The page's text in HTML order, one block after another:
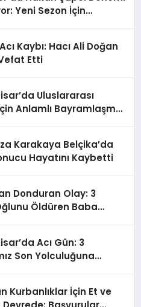
Yeni Sezon İçin
Kaybı: Hacı Ali Doğan
Etti
Uluslararası
Anlamlı Bayramlaşma
Karakaya Belçika’da
Hayatını Kaybetti
Donduran Olay: 3
Öldüren Baba
Acı Gün: 3
Son Yolculuğuna
Kurbanlıklar İçin Et ve